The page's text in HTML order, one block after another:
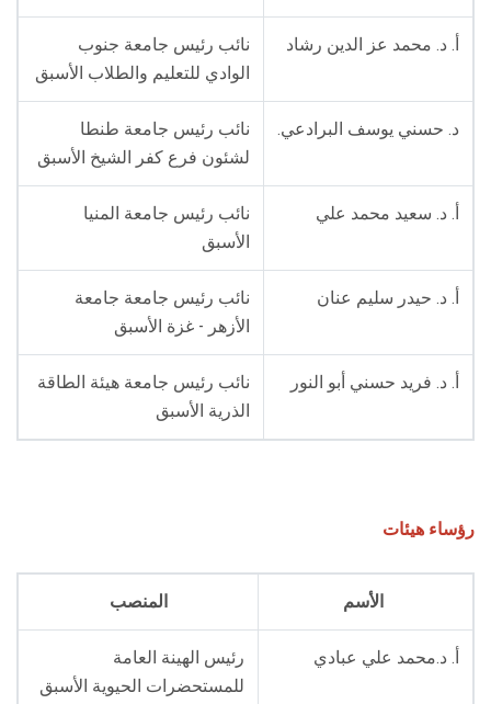
نائب رئيس جامعة جنوب
الوادي للتعليم والطلاب الأسبق
أ. د. محمد عز الدين رشاد
نائب رئيس جامعة طنطا
لشئون فرع كفر الشيخ الأسبق
.د. حسني يوسف البرادعي
نائب رئيس جامعة المنيا
الأسبق
أ. د. سعيد محمد علي
نائب رئيس جامعة جامعة
الأزهر - غزة الأسبق
أ. د. حيدر سليم عنان
نائب رئيس جامعة هيئة الطاقة
الذرية الأسبق
أ. د. فريد حسني أبو النور
رؤساء هيئات
المنصب
للمستحضرات الحيوية الأسبق
أ. د.محمد علي عبادي